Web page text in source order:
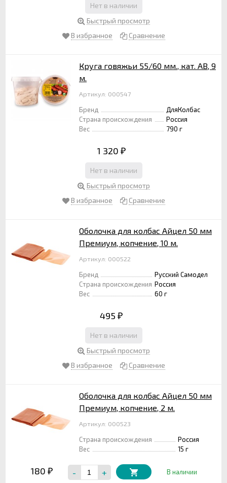
Нет в наличии
Быстрый просмотр
В избранное
Сравнение
Круга говяжьи 55/60 мм., кат. АВ, 9
м.
Артикул: 000547
Бренд
ДляКолбас
Страна происхождения
Россия
Вес
790 г
1 320 ₽
Нет в наличии
Быстрый просмотр
В избранное
Сравнение
Оболочка для колбас Айцел 50 мм
Премиум, копчение, 10 м.
Артикул: 000522
Бренд
Русский Самодел
Страна происхождения Россия
Вес
60 г
495 ₽
Нет в наличии
Быстрый просмотр
В избранное
Сравнение
Оболочка для колбас Айцел 50 мм
Премиум, копчение, 2 м.
Артикул: 000523
Страна происхождения
Россия
Вес
15 г
180 ₽ - + В наличии